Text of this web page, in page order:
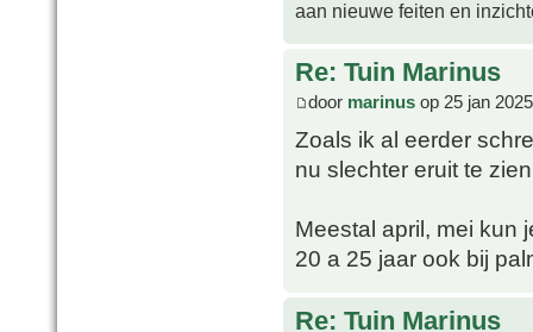
aan nieuwe feiten en
Re: Tuin Marinus
door marinus op 25 jan
Zoals ik al eerder
nu slechter eruit te
Meestal april, mei kun
20 a 25 jaar ook bij
Re: Tuin Marinus